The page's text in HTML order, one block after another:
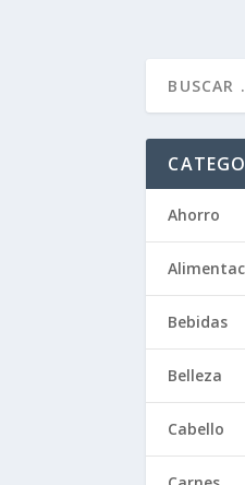
Ahorro
Bebidas
Belleza
Cabello